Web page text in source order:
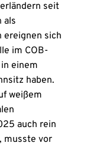
seit
als
ereignen sich
im COB-
einem
haben.
weißem
auch rein
musste vor